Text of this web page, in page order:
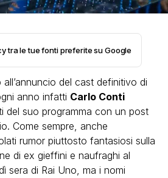
tra le tue fonti preferite su Google
del cast definitivo di
anno infatti Carlo Conti
del suo programma con un post
Come sempre, anche
rumor piuttosto fantasiosi sulla
di ex gieffini e naufraghi al
sera di Rai Uno, ma i nomi